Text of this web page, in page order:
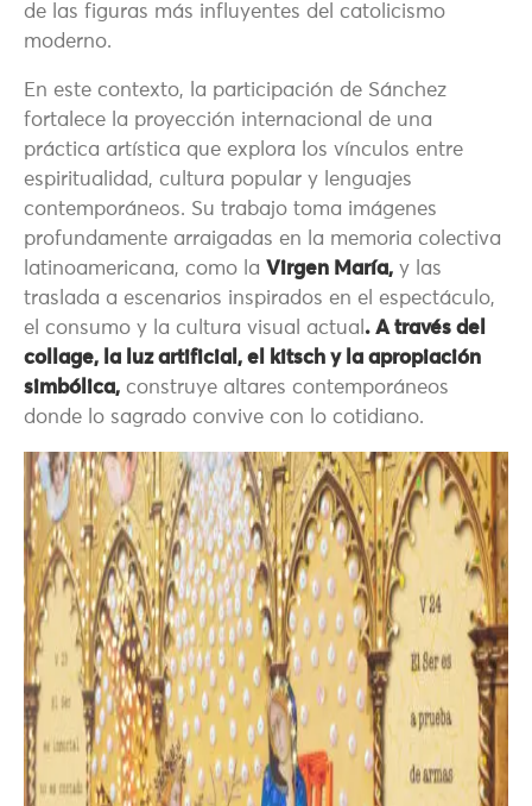
de las figuras más influyentes del catolicismo
moderno.
En este contexto, la participación de Sánchez
fortalece la proyección internacional de una
práctica artística que explora los vínculos entre
espiritualidad, cultura popular y lenguajes
contemporáneos. Su trabajo toma imágenes
profundamente arraigadas en la memoria colectiva
latinoamericana, como la Virgen María, y las
traslada a escenarios inspirados en el espectáculo,
el consumo y la cultura visual actual . A través del
collage, la luz artificial, el kitsch y la apropiación
simbólica, construye altares contemporáneos
donde lo sagrado convive con lo cotidiano.